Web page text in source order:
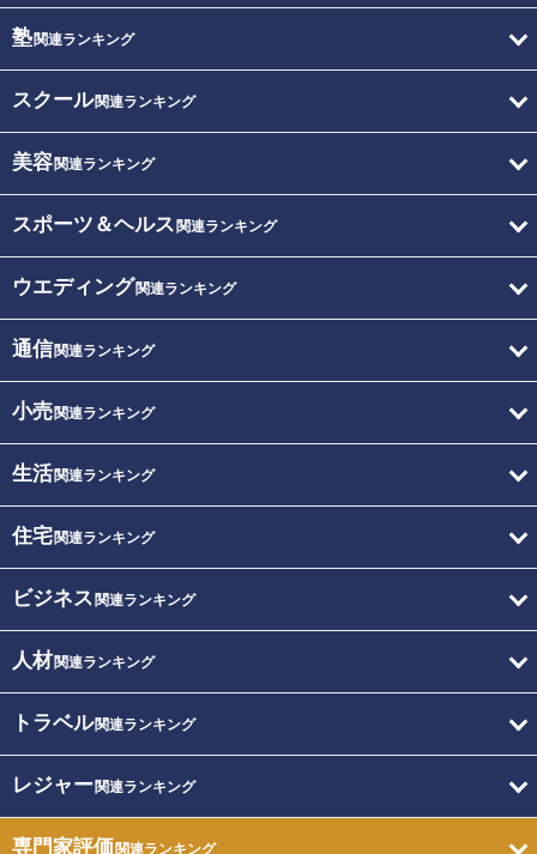
塾関連ランキング
スクール関連ランキング
美容関連ランキング
スポーツ＆ヘルス 関連ランキング
ウエディング関連ランキング
通信関連ランキング
小売関連ランキング
生活関連ランキング
住宅関連ランキング
ビジネス 関連ランキング
人材関連ランキング
トラベル関連ランキング
レジャー関連ランキング
専門家評価関連ランキング